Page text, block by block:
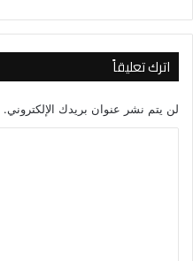
اترك تعليقاً
لن يتم نشر عنوان بريدك الإلكتروني.